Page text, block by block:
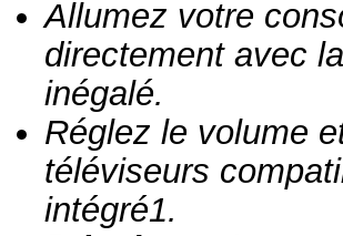
Allumez votre
directement avec
inégalé.
Réglez le volume
téléviseurs
intégré1.